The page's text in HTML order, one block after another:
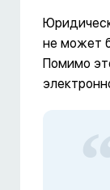
не может
Помимо